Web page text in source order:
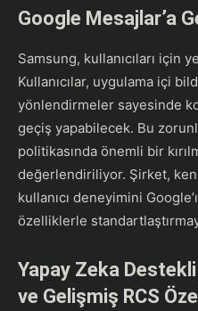
Google Mesajlar’a
Samsung, kullanıcıları için
Kullanıcılar, uygulama içi
yönlendirmeler sayesinde
geçiş yapabilecek. Bu
politikasında önemli bir
değerlendiriliyor. Şirket,
kullanıcı deneyimini
özelliklerle
Yapay Zeka Destekli
ve Gelişmiş RCS